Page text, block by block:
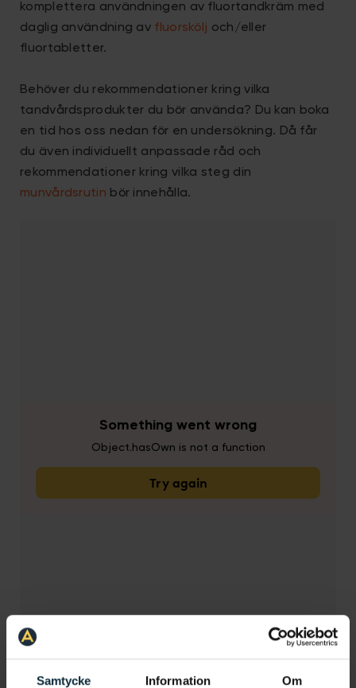
Samtycke Information Om
komplettera användningen av fluortandkräm med
daglig användning av fluorskölj och/eller
fluortabletter.
Behöver du rekommendationer kring vilka
tandvårdsprodukter du bör använda? Du kan boka
en tid hos oss nedan för en undersökning. Då får
du även individuellt anpassade råd och
rekommendationer kring vilka steg din
munvårdsrutin bör innehålla.